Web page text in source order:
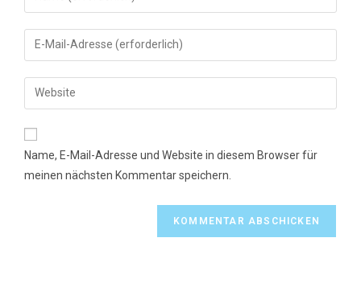
deinen
Namen
oder
zum
Kommentieren
ein
Gib
deine
E-
Mail-
zum
Kommentieren
ein
Gib
deine
Website-
Name, E-Mail-Adresse und Website in diesem Browser für
meinen nächsten Kommentar speichern.